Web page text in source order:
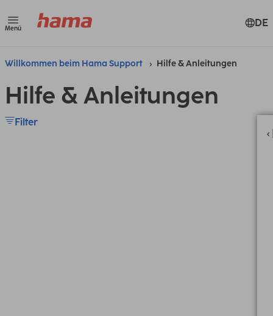
Menü DE
Willkommen beim Hama Support Hilfe & Anleitungen
Hilfe & Anleitungen
Filter